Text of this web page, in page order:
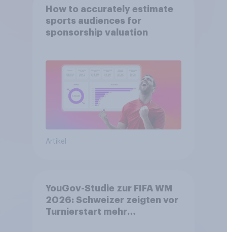
How to accurately estimate
sports audiences for
sponsorship valuation
Artikel
YouGov-Studie zur FIFA WM
2026: Schweizer zeigten vor
Turnierstart mehr